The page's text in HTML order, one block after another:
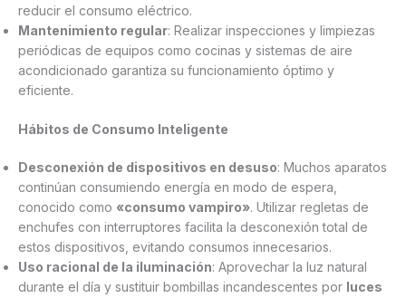
reducir el consumo eléctrico.
Mantenimiento regular: Realizar inspecciones y limpiezas
periódicas de equipos como cocinas y sistemas de aire
acondicionado garantiza su funcionamiento óptimo y
eficiente.
Hábitos de Consumo Inteligente
Desconexión de dispositivos en desuso: Muchos aparatos
continúan consumiendo energía en modo de espera,
conocido como «consumo vampiro». Utilizar regletas de
enchufes con interruptores facilita la desconexión total de
estos dispositivos, evitando consumos innecesarios.
Uso racional de la iluminación: Aprovechar la luz natural
durante el día y sustituir bombillas incandescentes por luces